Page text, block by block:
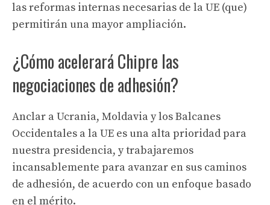
las reformas internas necesarias de la UE (que)
permitirán una mayor ampliación.
¿Cómo acelerará Chipre las
negociaciones de adhesión?
Anclar a Ucrania, Moldavia y los Balcanes
Occidentales a la UE es una alta prioridad para
nuestra presidencia, y trabajaremos
incansablemente para avanzar en sus caminos
de adhesión, de acuerdo con un enfoque basado
en el mérito.